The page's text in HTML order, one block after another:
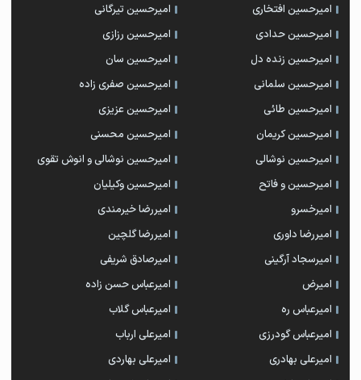
امیرحسین افتخاری
امیرحسین تیرگانی
امیرحسین حدادی
امیرحسین رزازی
امیرحسین زنده دل
امیرحسین سان
امیرحسین سلمانی
امیرحسین صفری زاده
امیرحسین طائی
امیرحسین عزیزی
امیرحسین کریمان
امیرحسین محسنی
امیرحسین نوشالی
امیرحسین نوشالی و انوش تقوی
امیرحسین و فاتح
امیرحسین وکیلیان
امیرخسرو
امیررضا خیرمندی
امیررضا داوری
امیررضا گلچین
امیرسجاد آرگینی
امیرصادق شریفی
امیرض
امیرعباس حسن زاده
امیرعباس ره
امیرعباس گلاب
امیرعباس گودرزی
امیرعلی ارباب
امیرعلی بهادری
امیرعلی بهاردی